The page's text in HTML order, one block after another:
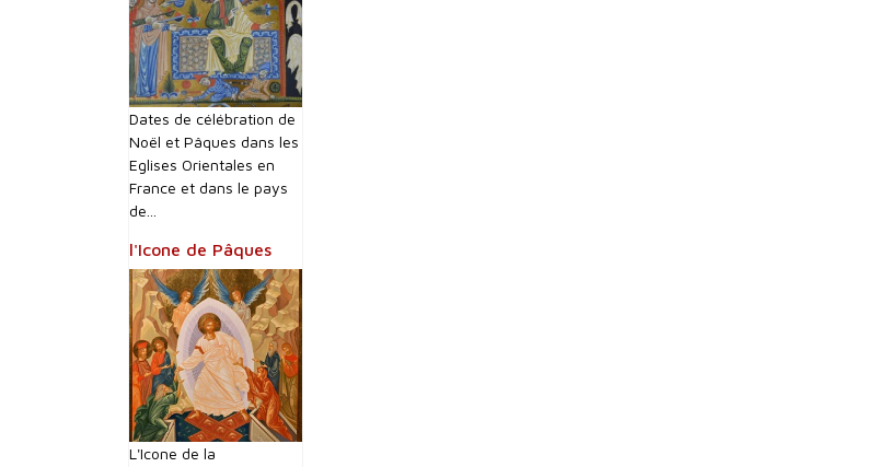
Dates de célébration de
Noël et Pâques dans les
Eglises Orientales en
France et dans le pays
de...
l'Icone de Pâques
L'Icone de la